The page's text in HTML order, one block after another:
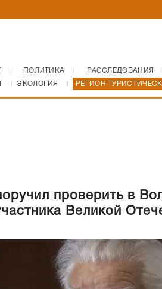
ПОЛИТИКА РАССЛЕДОВАНИЯ
ЭКОЛОГИЯ РЕГИОН